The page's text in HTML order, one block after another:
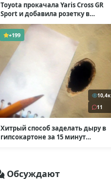
Toyota прокачала Yaris Cross GR
Sport и добавила розетку в
Harrier( 5 фото )
+199
10,4к
11
Хитрый способ заделать дыру в
гипсокартоне за 15 минут
Обсуждают